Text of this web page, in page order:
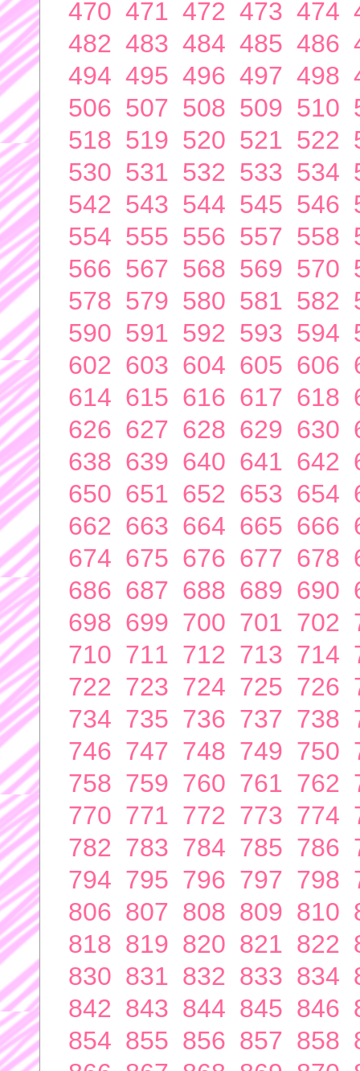
470 471 472 473 474
482 483 484 485 486
494 495 496 497 498
506 507 508 509 510
518 519 520 521 522
530 531 532 533 534
542 543 544 545 546
554 555 556 557 558
566 567 568 569 570
578 579 580 581 582
590 591 592 593 594
602 603 604 605 606
614 615 616 617 618
626 627 628 629 630
638 639 640 641 642
650 651 652 653 654
662 663 664 665 666
674 675 676 677 678
686 687 688 689 690
698 699 700 701 702
710 711 712 713 714
722 723 724 725 726
734 735 736 737 738
746 747 748 749 750
758 759 760 761 762
770 771 772 773 774
782 783 784 785 786
794 795 796 797 798
806 807 808 809 810
818 819 820 821 822
830 831 832 833 834
842 843 844 845 846
854 855 856 857 858